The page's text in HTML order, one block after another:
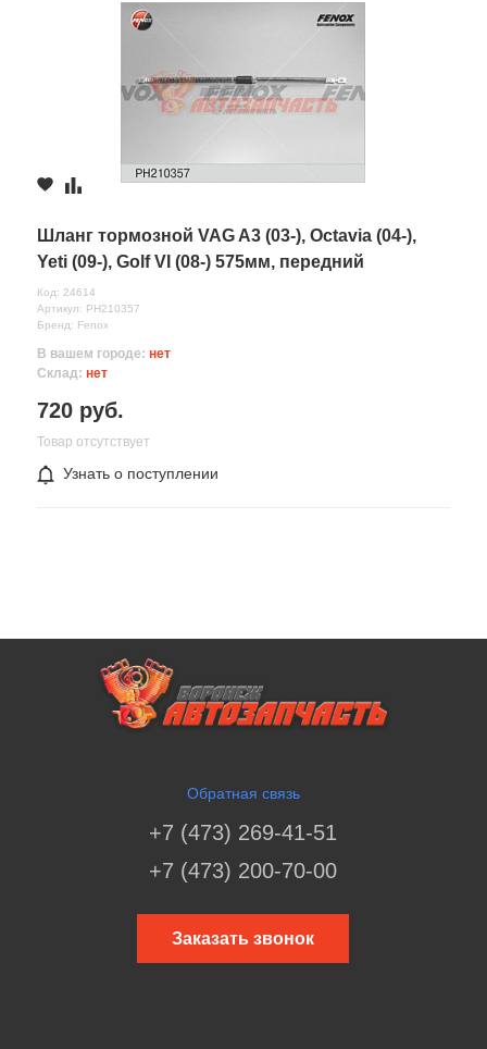
Шланг тормозной VAG A3 (03-), Octavia (04-),
Yeti (09-), Golf VI (08-) 575мм, передний
Код: 24614
Артикул: PH210357
Бренд: Fenox
В вашем городе: нет
Склад: нет
720 руб.
Товар отсутствует
Узнать о поступлении
Обратная связь
+7 (473) 269-41-51
+7 (473) 200-70-00
Заказать звонок